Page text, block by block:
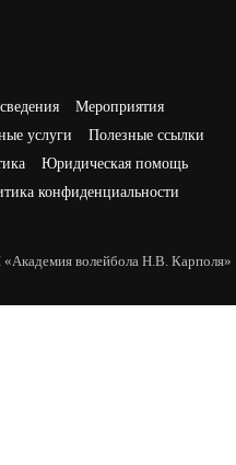
Мероприятия
услуги
Полезные ссылки
Юридическая помощь
конфиденциальности
волейбола Н.В. Карполя»